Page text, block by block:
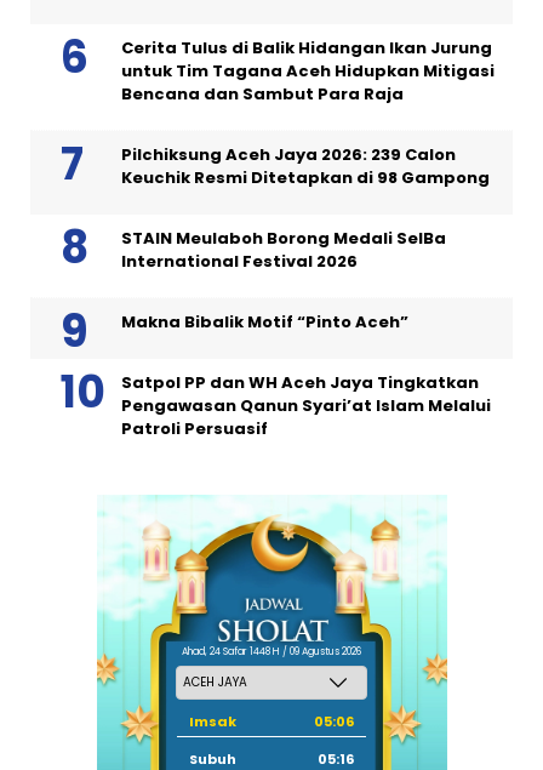
Cerita Tulus di Balik Hidangan Ikan Jurung
untuk Tim Tagana Aceh Hidupkan Mitigasi
Bencana dan Sambut Para Raja
Pilchiksung Aceh Jaya 2026: 239 Calon
Keuchik Resmi Ditetapkan di 98 Gampong
STAIN Meulaboh Borong Medali SeIBa
International Festival 2026
Makna Bibalik Motif “Pinto Aceh”
Satpol PP dan WH Aceh Jaya Tingkatkan
Pengawasan Qanun Syari’at Islam Melalui
Patroli Persuasif
Ahad, 24 Safar 1448 H / 09 Agustus 2026
Imsak
05:06
Subuh
05:16